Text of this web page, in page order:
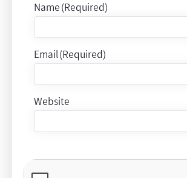
Name (Required)
Email (Required)
Website